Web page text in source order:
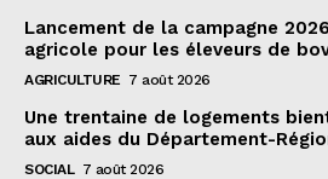
Lancement de la campagne
agricole pour les éleveurs de
AGRICULTURE 7 août 2026
Une trentaine de logements
aux aides du Département-
SOCIAL 7 août 2026